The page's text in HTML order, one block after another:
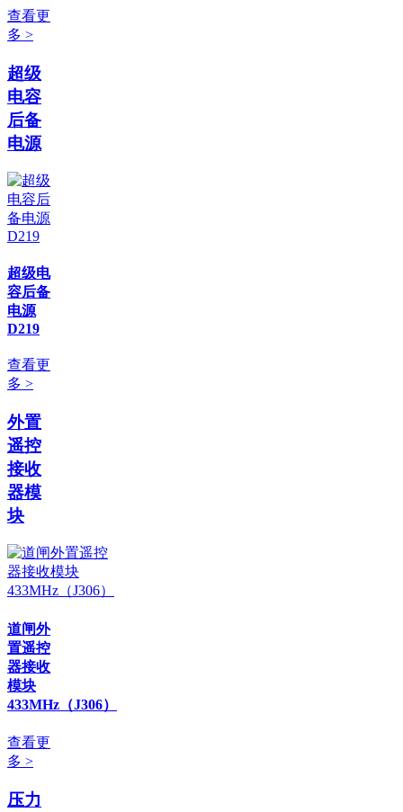
查看更
多 >
超级
电容
后备
电源
超级电
容后备
电源
D219
查看更
多 >
外置
遥控
接收
器模
块
道闸外
置遥控
器接收
模块
433MHz（J306）
查看更
多 >
压力